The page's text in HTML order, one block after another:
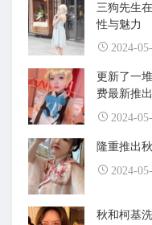
三狗先生
性与魅力
2024-
更新了一
费最新推出
2024-
隆重推出
2024-
秋和柯基